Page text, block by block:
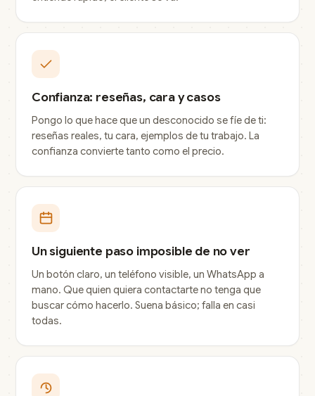
Confianza: reseñas, cara y casos
Pongo lo que hace que un desconocido se fíe de ti:
reseñas reales, tu cara, ejemplos de tu trabajo. La
confianza convierte tanto como el precio.
Un siguiente paso imposible de no ver
Un botón claro, un teléfono visible, un WhatsApp a
mano. Que quien quiera contactarte no tenga que
buscar cómo hacerlo. Suena básico; falla en casi
todas.